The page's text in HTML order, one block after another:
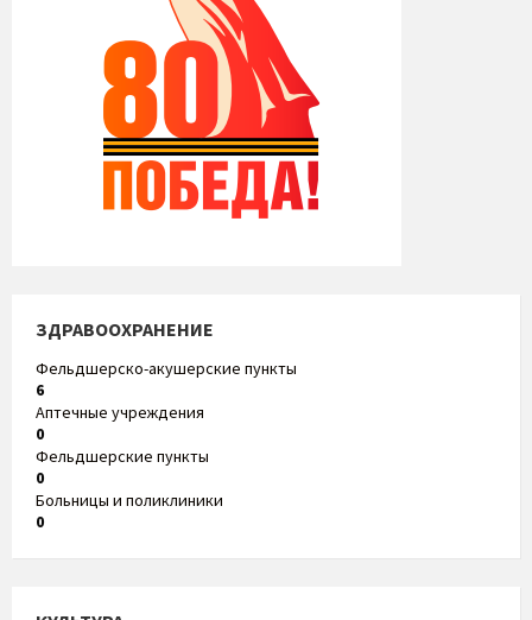
ЗДРАВООХРАНЕНИЕ
Фельдшерско-акушерские пункты
6
Аптечные учреждения
0
Фельдшерские пункты
0
Больницы и поликлиники
0